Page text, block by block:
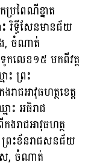
រពៃណីខ្នាត
រិទ្ធីសែនមានជ័យ
ង, ចំណាត់
លេខ១៥ មកពីវត្ត
ះ ព្រះ
ជអាវុធហត្ថខេត្ត
ះ អធិរាជ
រាជអាវុធហត្ថ
រះខ័នរាជសនជ័យ
ស, ចំណាត់